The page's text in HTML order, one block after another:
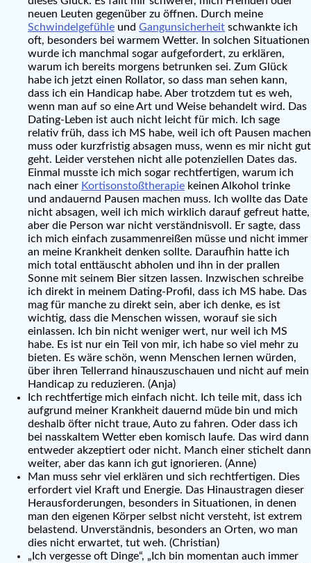
neuen Leuten gegenüber zu öffnen. Durch meine
Schwindelgefühle und Gangunsicherheit schwankte ich
oft, besonders bei warmem Wetter. In solchen Situationen
wurde ich manchmal sogar aufgefordert, zu erklären,
warum ich bereits morgens betrunken sei. Zum Glück
habe ich jetzt einen Rollator, so dass man sehen kann,
dass ich ein Handicap habe. Aber trotzdem tut es weh,
wenn man auf so eine Art und Weise behandelt wird. Das
Dating-Leben ist auch nicht leicht für mich. Ich sage
relativ früh, dass ich MS habe, weil ich oft Pausen machen
muss oder kurzfristig absagen muss, wenn es mir nicht gut
geht. Leider verstehen nicht alle potenziellen Dates das.
Einmal musste ich mich sogar rechtfertigen, warum ich
nach einer Kortisonstoßtherapie keinen Alkohol trinke
und andauernd Pausen machen muss. Ich wollte das Date
nicht absagen, weil ich mich wirklich darauf gefreut hatte,
aber die Person war nicht verständnisvoll. Er sagte, dass
ich mich einfach zusammenreißen müsse und nicht immer
an meine Krankheit denken sollte. Daraufhin hatte ich
mich total enttäuscht abholen und ihn in der prallen
Sonne mit seinem Bier sitzen lassen. Inzwischen schreibe
ich direkt in meinem Dating-Profil, dass ich MS habe. Das
mag für manche zu direkt sein, aber ich denke, es ist
wichtig, dass die Menschen wissen, worauf sie sich
einlassen. Ich bin nicht weniger wert, nur weil ich MS
habe. Es ist nur ein Teil von mir, ich habe so viel mehr zu
bieten. Es wäre schön, wenn Menschen lernen würden,
über ihren Tellerrand hinauszuschauen und nicht auf mein
Handicap zu reduzieren. (Anja)
Ich rechtfertige mich einfach nicht. Ich teile mit, dass ich
aufgrund meiner Krankheit dauernd müde bin und mich
deshalb öfter nicht traue, Auto zu fahren. Oder dass ich
bei nasskaltem Wetter eben komisch laufe. Das wird dann
entweder akzeptiert oder nicht. Manch einer stichelt dann
weiter, aber das kann ich gut ignorieren. (Anne)
Man muss sehr viel erklären und sich rechtfertigen. Dies
erfordert viel Kraft und Energie. Das Hinaustragen dieser
Herausforderungen, besonders in Situationen, in denen
man den eigenen Körper selbst nicht versteht, ist extrem
belastend. Unverständnis, besonders an Orten, wo man
dies nicht erwartet, tut weh. (Christian)
„Ich vergesse oft Dinge“, „Ich bin momentan auch immer